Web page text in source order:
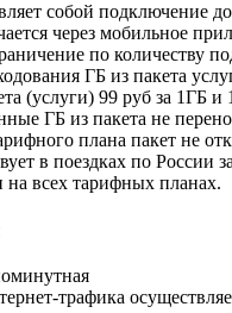
собой подключение
через мобильное
по количеству
ГБ из пакета
(услуги) 99 руб за 1ГБ и
ГБ из пакета не
плана пакет не
в поездках по России
на всех тарифных планах.
трафика